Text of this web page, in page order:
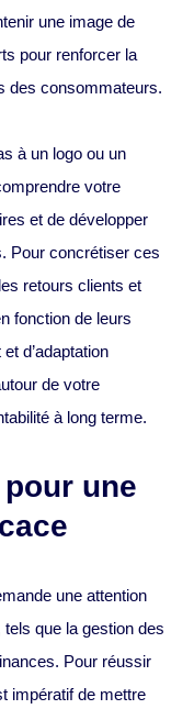
une image de
pour renforcer la
des consommateurs.
à un logo ou un
votre
et de développer
Pour concrétiser ces
retours clients et
fonction de leurs
d’adaptation
de votre
à long terme.
une
une attention
que la gestion des
Pour réussir
impératif de mettre